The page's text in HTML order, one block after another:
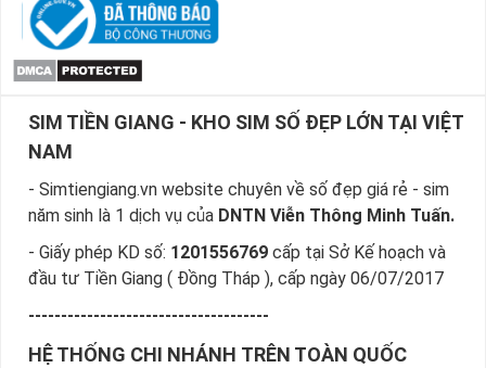
SIM TIỀN GIANG - KHO SIM SỐ ĐẸP LỚN TẠI VIỆT
NAM
- Simtiengiang.vn website chuyên về số đẹp giá rẻ - sim
năm sinh là 1 dịch vụ của DNTN Viễn Thông Minh Tuấn.
- Giấy phép KD số: 1201556769 cấp tại Sở Kế hoạch và
đầu tư Tiền Giang ( Đồng Tháp ), cấp ngày 06/07/2017
-------------------------------------
HỆ THỐNG CHI NHÁNH TRÊN TOÀN QUỐC